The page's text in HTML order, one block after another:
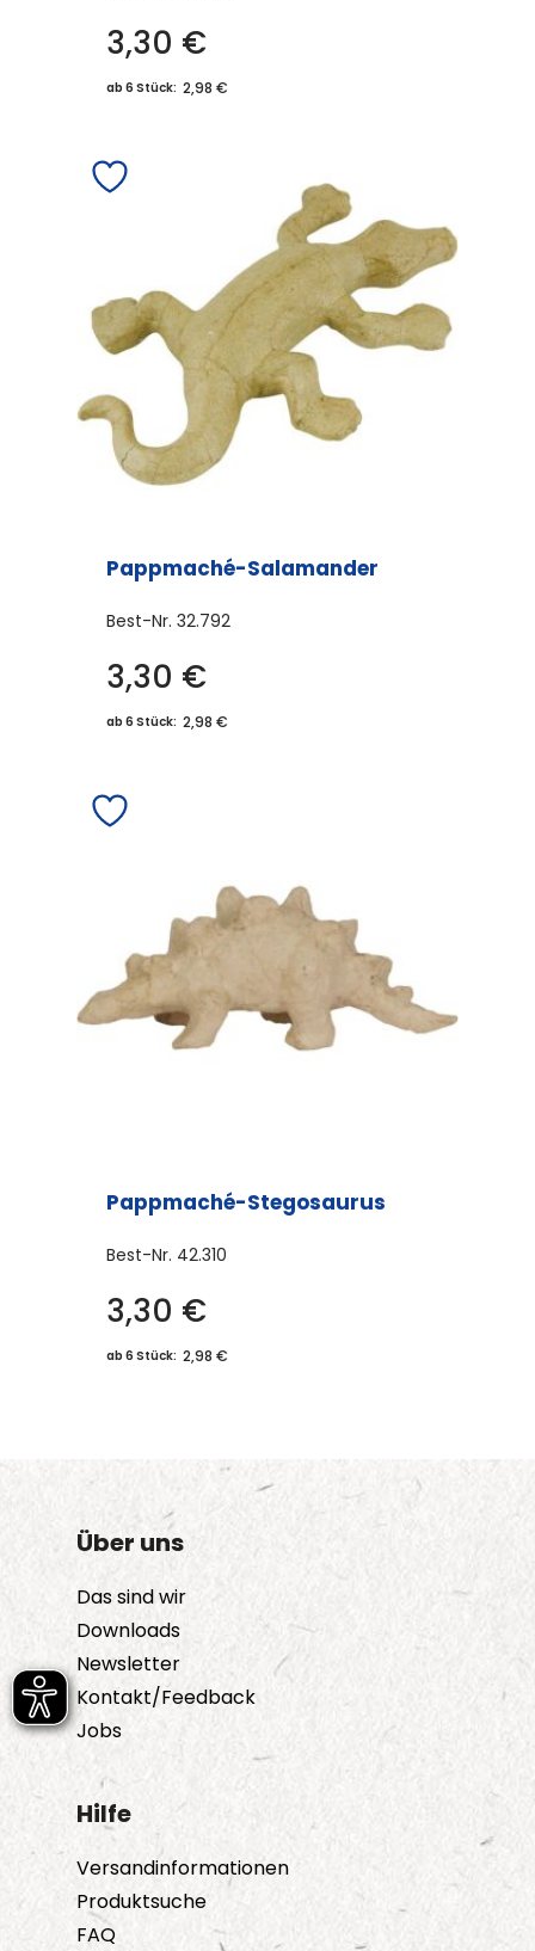
3,30 €
ab 6 Stück: 2,98 €
Pappmaché-Salamander
Best-Nr. 32.792
3,30 €
ab 6 Stück: 2,98 €
Pappmaché-Stegosaurus
Best-Nr. 42.310
3,30 €
ab 6 Stück: 2,98 €
Über uns
Das sind wir
Downloads
Newsletter
Kontakt/Feedback
Jobs
Hilfe
Versandinformationen
Produktsuche
FAQ